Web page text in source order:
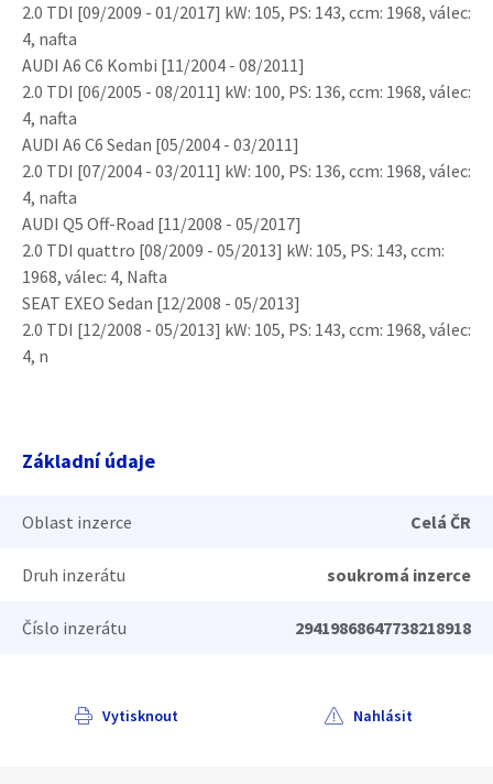
2.0 TDI [09/2009 - 01/2017] kW: 105, PS: 143, ccm: 1968, válec:
4, nafta
AUDI A6 C6 Kombi [11/2004 - 08/2011]
2.0 TDI [06/2005 - 08/2011] kW: 100, PS: 136, ccm: 1968, válec:
4, nafta
AUDI A6 C6 Sedan [05/2004 - 03/2011]
2.0 TDI [07/2004 - 03/2011] kW: 100, PS: 136, ccm: 1968, válec:
4, nafta
AUDI Q5 Off-Road [11/2008 - 05/2017]
2.0 TDI quattro [08/2009 - 05/2013] kW: 105, PS: 143, ccm:
1968, válec: 4, Nafta
SEAT EXEO Sedan [12/2008 - 05/2013]
2.0 TDI [12/2008 - 05/2013] kW: 105, PS: 143, ccm: 1968, válec:
4, n
Základní údaje
Oblast inzerce Celá ČR
Druh inzerátu soukromá inzerce
Číslo inzerátu 29419868647738218918
Vytisknout Nahlásit